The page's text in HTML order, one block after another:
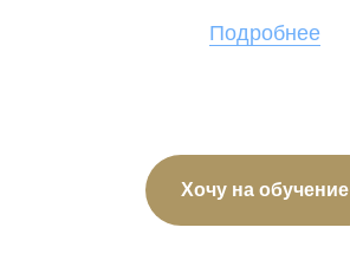
Подробнее
Хочу на обучение